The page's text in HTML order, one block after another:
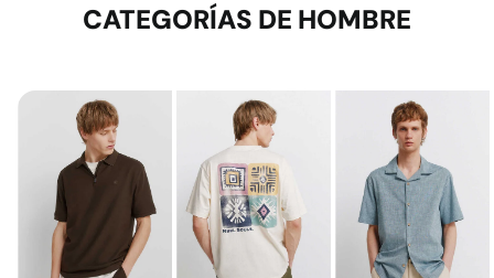
CATEGORÍAS DE HOMBRE